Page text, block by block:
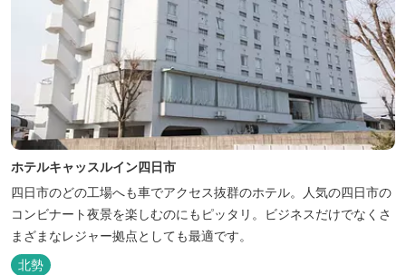
ホテルキャッスルイン四日市
四日市のどの工場へも車でアクセス抜群のホテル。人気の四日市の
コンビナート夜景を楽しむのにもピッタリ。ビジネスだけでなくさ
まざまなレジャー拠点としても最適です。
北勢